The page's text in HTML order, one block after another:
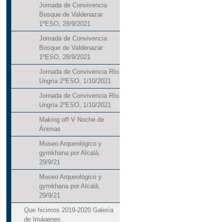
Jornada de Convivencia
Bosque de Valdenazar
1ºESO, 28/9/2021
Jornada de Convivencia
Bosque de Valdenazar
1ºESO, 28/9/2021
Jornada de Convivencia Río
Ungría 2ºESO, 1/10/2021
Jornada de Convivencia Río
Ungría 2ºESO, 1/10/2021
Making off V Noche de
Ánimas
Museo Arqueológico y
gymkhana por Alcalá,
29/9/21
Museo Arqueológico y
gymkhana por Alcalá,
29/9/21
Que hicimos 2019-2020 Galería
de Imágenes